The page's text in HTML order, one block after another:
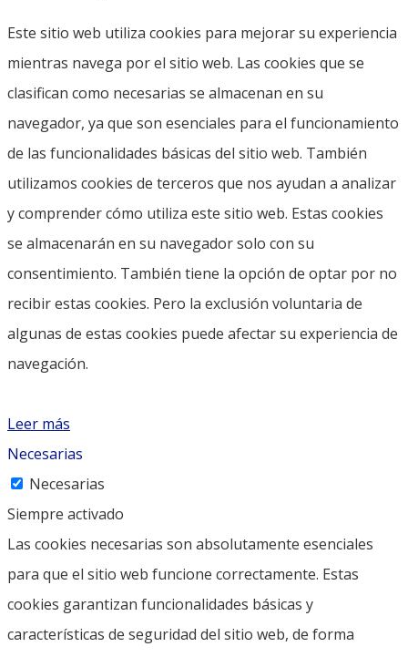
Este sitio web utiliza cookies para mejorar su experiencia
mientras navega por el sitio web. Las cookies que se
clasifican como necesarias se almacenan en su
navegador, ya que son esenciales para el funcionamiento
de las funcionalidades básicas del sitio web. También
utilizamos cookies de terceros que nos ayudan a analizar
y comprender cómo utiliza este sitio web. Estas cookies
se almacenarán en su navegador solo con su
consentimiento. También tiene la opción de optar por no
recibir estas cookies. Pero la exclusión voluntaria de
algunas de estas cookies puede afectar su experiencia de
navegación.
Leer más
Necesarias
Necesarias
Siempre activado
Las cookies necesarias son absolutamente esenciales
para que el sitio web funcione correctamente. Estas
cookies garantizan funcionalidades básicas y
características de seguridad del sitio web, de forma